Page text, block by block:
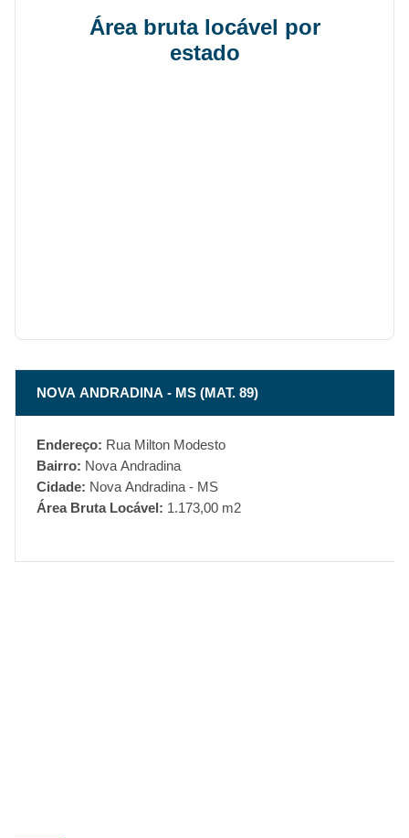
Área bruta locável por
estado
NOVA ANDRADINA - MS (MAT. 89)
Endereço: Rua Milton Modesto
Bairro: Nova Andradina
Cidade: Nova Andradina - MS
Área Bruta Locável: 1.173,00 m2